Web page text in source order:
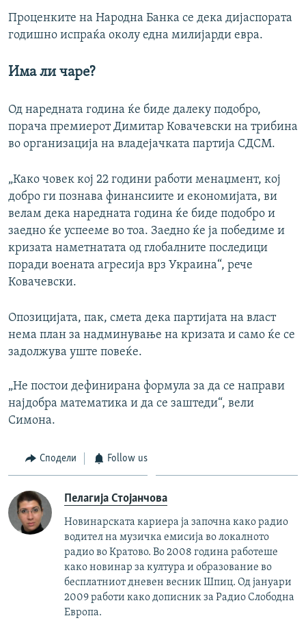
Проценките на Народна Банка се дека дијаспората
годишно испраќа околу една милијарди евра.
Има ли чаре?
Од наредната година ќе биде далеку подобро,
порача премиерот Димитар Ковачевски на трибина
во организација на владејачката партија СДСМ.
„Како човек кој 22 години работи менаџмент, кој
добро ги познава финансиите и економијата, ви
велам дека наредната година ќе биде подобро и
заедно ќе успееме во тоа. Заедно ќе ја победиме и
кризата наметнатата од глобалните последици
поради воената агресија врз Украина“, рече
Ковачевски.
Опозицијата, пак, смета дека партијата на власт
нема план за надминување на кризата и само ќе се
задолжува уште повеќе.
„Не постои дефинирана формула за да се направи
најдобра математика и да се заштеди“, вели
Симона.
Сподели Follow us
Пелагија Стојанчова
Новинарската кариера ја започна како радио
водител на музичка емисија во локалното
радио во Кратово. Во 2008 година работеше
како новинар за култура и образование во
бесплатниот дневен весник Шпиц. Од јануари
2009 работи како дописник за Радио Слободна
Европа.